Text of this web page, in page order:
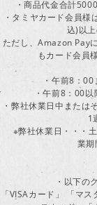
・商品代金合計
・タミヤカード会員
込)以
ただし、Amazon Pay
もカード会員
・午前8：
・午前8：00
・弊社休業日中または
1
※弊社休業日・・・
業期
・以下の
「VISAカード」 「マ